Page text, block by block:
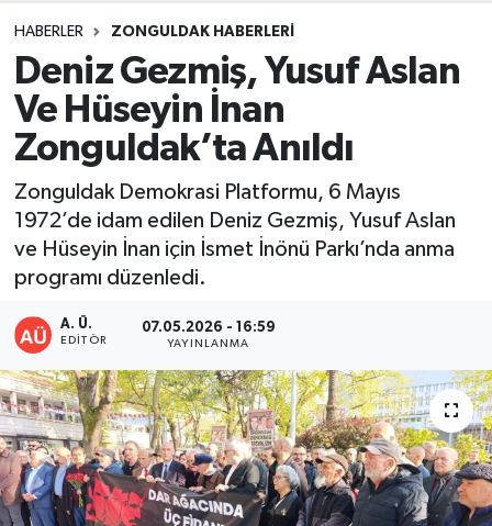
HABERLER ZONGULDAK HABERLERI
Deniz Gezmiş, Yusuf Aslan
Ve Hüseyin İnan
Zonguldak’ta Anıldı
Zonguldak Demokrasi Platformu, 6 Mayıs
1972’de idam edilen Deniz Gezmiş, Yusuf Aslan
ve Hüseyin İnan için İsmet İnönü Parkı’nda anma
programı düzenledi.
A. Ü.
EDITÖR
07.05.2026 - 16:59
YAYINLANMA
DEVREK
DÜZCE
EREĞLİ
GÖKÇEBEY
KARABÜK
KASTAMONU